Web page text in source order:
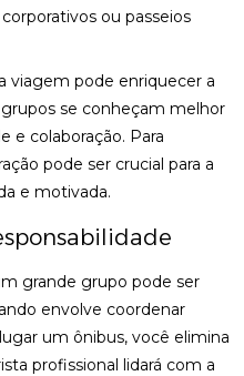
ou passeios
viagem pode enriquecer a
se conheçam melhor
e colaboração. Para
pode ser crucial para a
e motivada.
grande grupo pode ser
envolve coordenar
um ônibus, você elimina
profissional lidará com a